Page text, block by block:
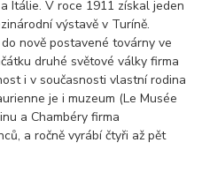
Itálie. V roce 1911 získal jeden
výstavě v Turíně.
nově postavené továrny ve
druhé světové války firma
i v současnosti vlastní rodina
je i muzeum (Le Musée
a Chambéry firma
a ročně vyrábí čtyři až pět